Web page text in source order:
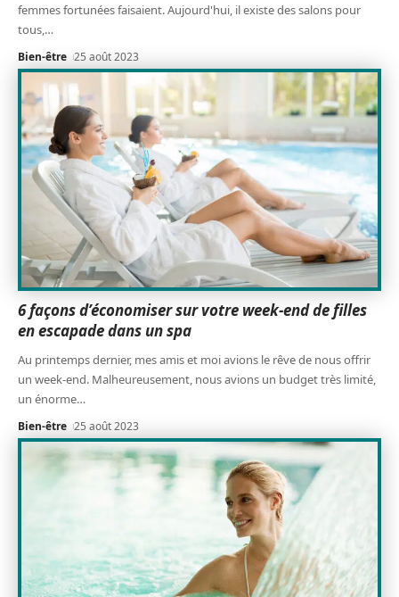
femmes fortunées faisaient. Aujourd'hui, il existe des salons pour
tous,…
Bien-être 25 août 2023
6 façons d’économiser sur votre week-end de filles
en escapade dans un spa
Au printemps dernier, mes amis et moi avions le rêve de nous offrir
un week-end. Malheureusement, nous avions un budget très limité,
un énorme…
Bien-être 25 août 2023